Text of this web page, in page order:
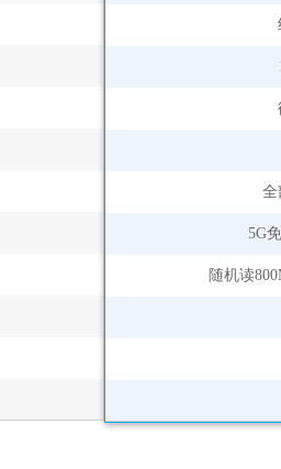
全
5G
随机读